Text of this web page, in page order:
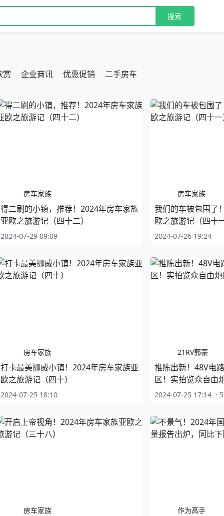
搜索
赏 企业商讯 优惠促销 二手房车
房车家族
得二刷的小镇，推荐！2024年房车家族
亚欧之旅游记（四十二）
2024-07-29 09:09
房车家族
我们的车被包围了
欧之旅游记（四十一
2024-07-26 19:24
房车家族
打卡最美挪威小镇！2024年房车家族亚
欧之旅游记（四十）
2024-07-25 18:10
21RV郭豪
推陈出新！48V电
区！实拍览众自由
2024-07-25 17:14 ·
房车家族 作为高手